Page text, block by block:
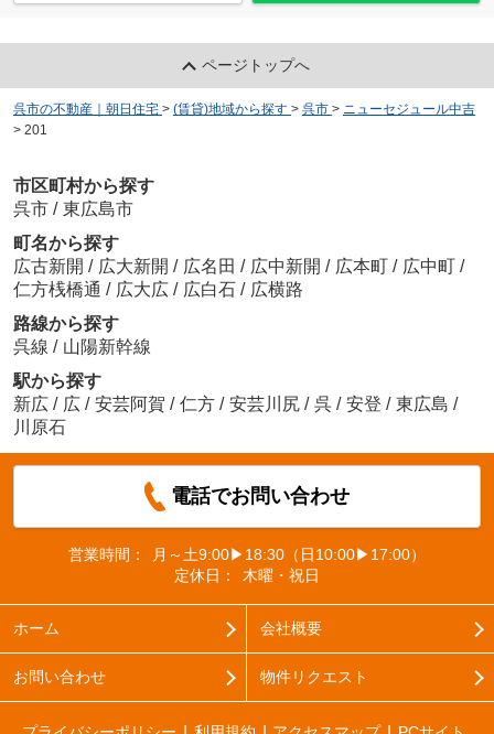
ページトップへ
呉市の不動産｜朝日住宅 > (賃貸)地域から探す > 呉市 > ニューセジュール中吉
> 201
市区町村から探す
呉市 / 東広島市
町名から探す
広古新開 / 広大新開 / 広名田 / 広中新開 / 広本町 / 広中町 /
仁方桟橋通 / 広大広 / 広白石 / 広横路
路線から探す
呉線 / 山陽新幹線
駅から探す
新広 / 広 / 安芸阿賀 / 仁方 / 安芸川尻 / 呉 / 安登 / 東広島 /
川原石
電話でお問い合わせ
営業時間：
月～土9:00▶18:30（日10:00▶17:00）
定休日：
木曜・祝日
ホーム 会社概要
お問い合わせ 物件リクエスト